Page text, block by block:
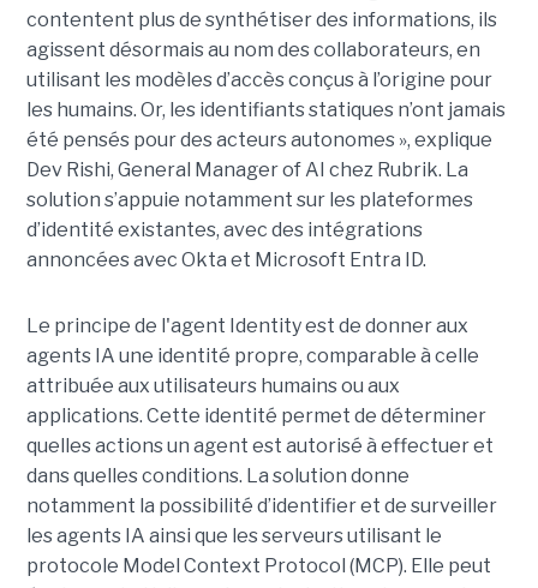
contentent plus de synthétiser des informations, ils
agissent désormais au nom des collaborateurs, en
utilisant les modèles d’accès conçus à l’origine pour
les humains. Or, les identifiants statiques n’ont jamais
été pensés pour des acteurs autonomes », explique
Dev Rishi, General Manager of AI chez Rubrik. La
solution s’appuie notamment sur les plateformes
d’identité existantes, avec des intégrations
annoncées avec Okta et Microsoft Entra ID.
Le principe de l'agent Identity est de donner aux
agents IA une identité propre, comparable à celle
attribuée aux utilisateurs humains ou aux
applications. Cette identité permet de déterminer
quelles actions un agent est autorisé à effectuer et
dans quelles conditions. La solution donne
notamment la possibilité d’identifier et de surveiller
les agents IA ainsi que les serveurs utilisant le
protocole Model Context Protocol (MCP). Elle peut